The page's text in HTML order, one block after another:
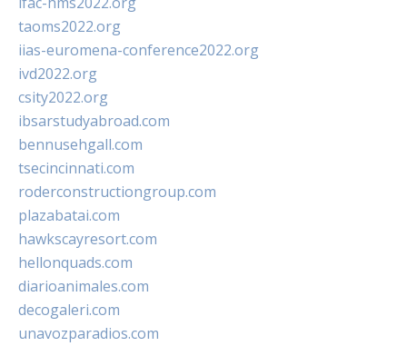
taoms2022.org
iias-euromena-conference2022.org
ivd2022.org
csity2022.org
ibsarstudyabroad.com
bennusehgall.com
tsecincinnati.com
roderconstructiongroup.com
plazabatai.com
hawkscayresort.com
hellonquads.com
diarioanimales.com
decogaleri.com
unavozparadios.com